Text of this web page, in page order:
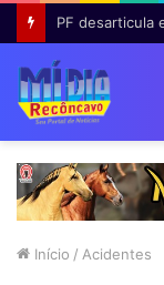
Início / Acidentes